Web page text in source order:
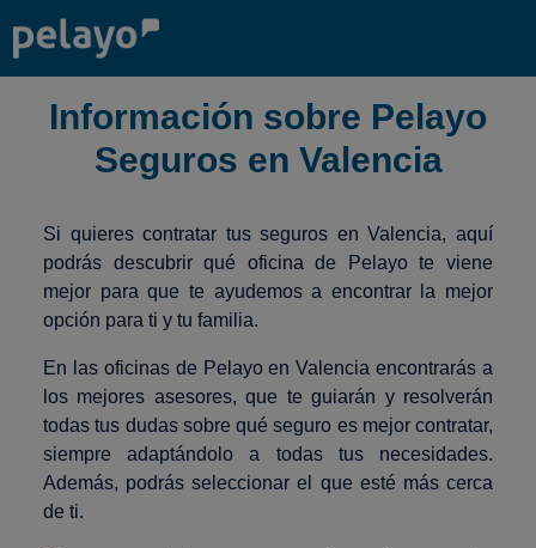
Información sobre Pelayo
Seguros en Valencia
Si quieres contratar tus seguros en Valencia, aquí
podrás descubrir qué oficina de Pelayo te viene
mejor para que te ayudemos a encontrar la mejor
opción para ti y tu familia.
En las oficinas de Pelayo en Valencia encontrarás a
los mejores asesores, que te guiarán y resolverán
todas tus dudas sobre qué seguro es mejor contratar,
siempre adaptándolo a todas tus necesidades.
Además, podrás seleccionar el que esté más cerca
de ti.